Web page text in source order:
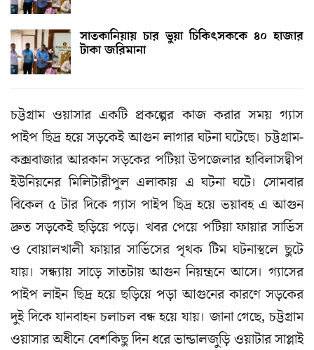
সাতকানিয়ায় চার ভুয়া চিকিৎসককে ৪০ হাজার
টাকা জরিমানা
চট্টগ্রাম ওয়াসার একটি প্রকল্পের কাজ করার সময় গ্যাস
পাইপ ছিদ্র হয়ে সড়কেই আগুন লাগার ঘটনা ঘটেছে। চট্টগ্রাম-
কক্সবাজার আরকান সড়কের পটিয়া উপজেলার হাবিলাসদ্বীপ
ইউনিয়নের মিলিটারীপুল এলাকায় এ ঘটনা ঘটে। সোমবার
বিকেল ৫ টার দিকে গ্যাস পাইপ ছিদ্র হয়ে ভয়াবহ এ আগুন
দ্রুত সড়কেই ছড়িয়ে পড়ে। খবর পেয়ে পটিয়া ফায়ার সার্ভিস
ও বোয়ালখালী ফায়ার সার্ভিসের পৃথক টিম ঘটনাস্থলে ছুটে
যায়। সন্ধ্যায় সাড়ে সাতটায় আগুন নিয়ন্ত্রনে আসে। গ্যাসের
পাইপ লাইন ছিদ্র হয়ে ছড়িয়ে পড়া আগুনের কারণে সড়কের
দুই দিকে যানবাহন চলাচল বন্ধ হয়ে যায়। জানা গেছে, চট্টগ্রাম
ওয়াসার অধীনে বেশকিছু দিন ধরে ভান্ডালজুড়ি ওয়াটার সাপ্লাই